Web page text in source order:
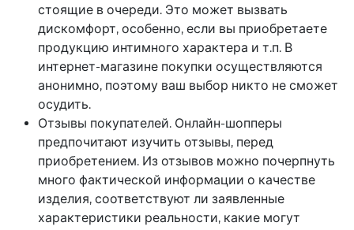
стоящие в очереди. Это может вызвать
дискомфорт, особенно, если вы приобретаете
продукцию интимного характера и т.п. В
интернет-магазине покупки осуществляются
анонимно, поэтому ваш выбор никто не сможет
осудить.
Отзывы покупателей. Онлайн-шопперы
предпочитают изучить отзывы, перед
приобретением. Из отзывов можно почерпнуть
много фактической информации о качестве
изделия, соответствуют ли заявленные
характеристики реальности, какие могут